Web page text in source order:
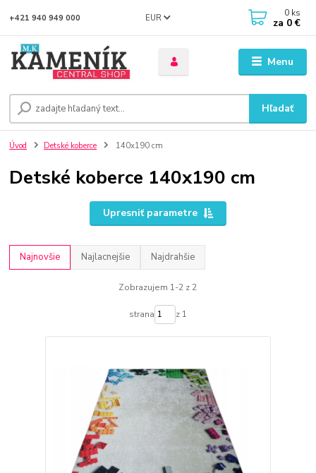
Menu
EUR
Hľadať
+421 940 949 000 0 ks
za 0 €
Úvod Detské koberce 140x190 cm
Detské koberce 140x190 cm
Upresniť parametre
Najnovšie Najlacnejšie Najdrahšie
Zobrazujem 1-2 z 2
strana z 1